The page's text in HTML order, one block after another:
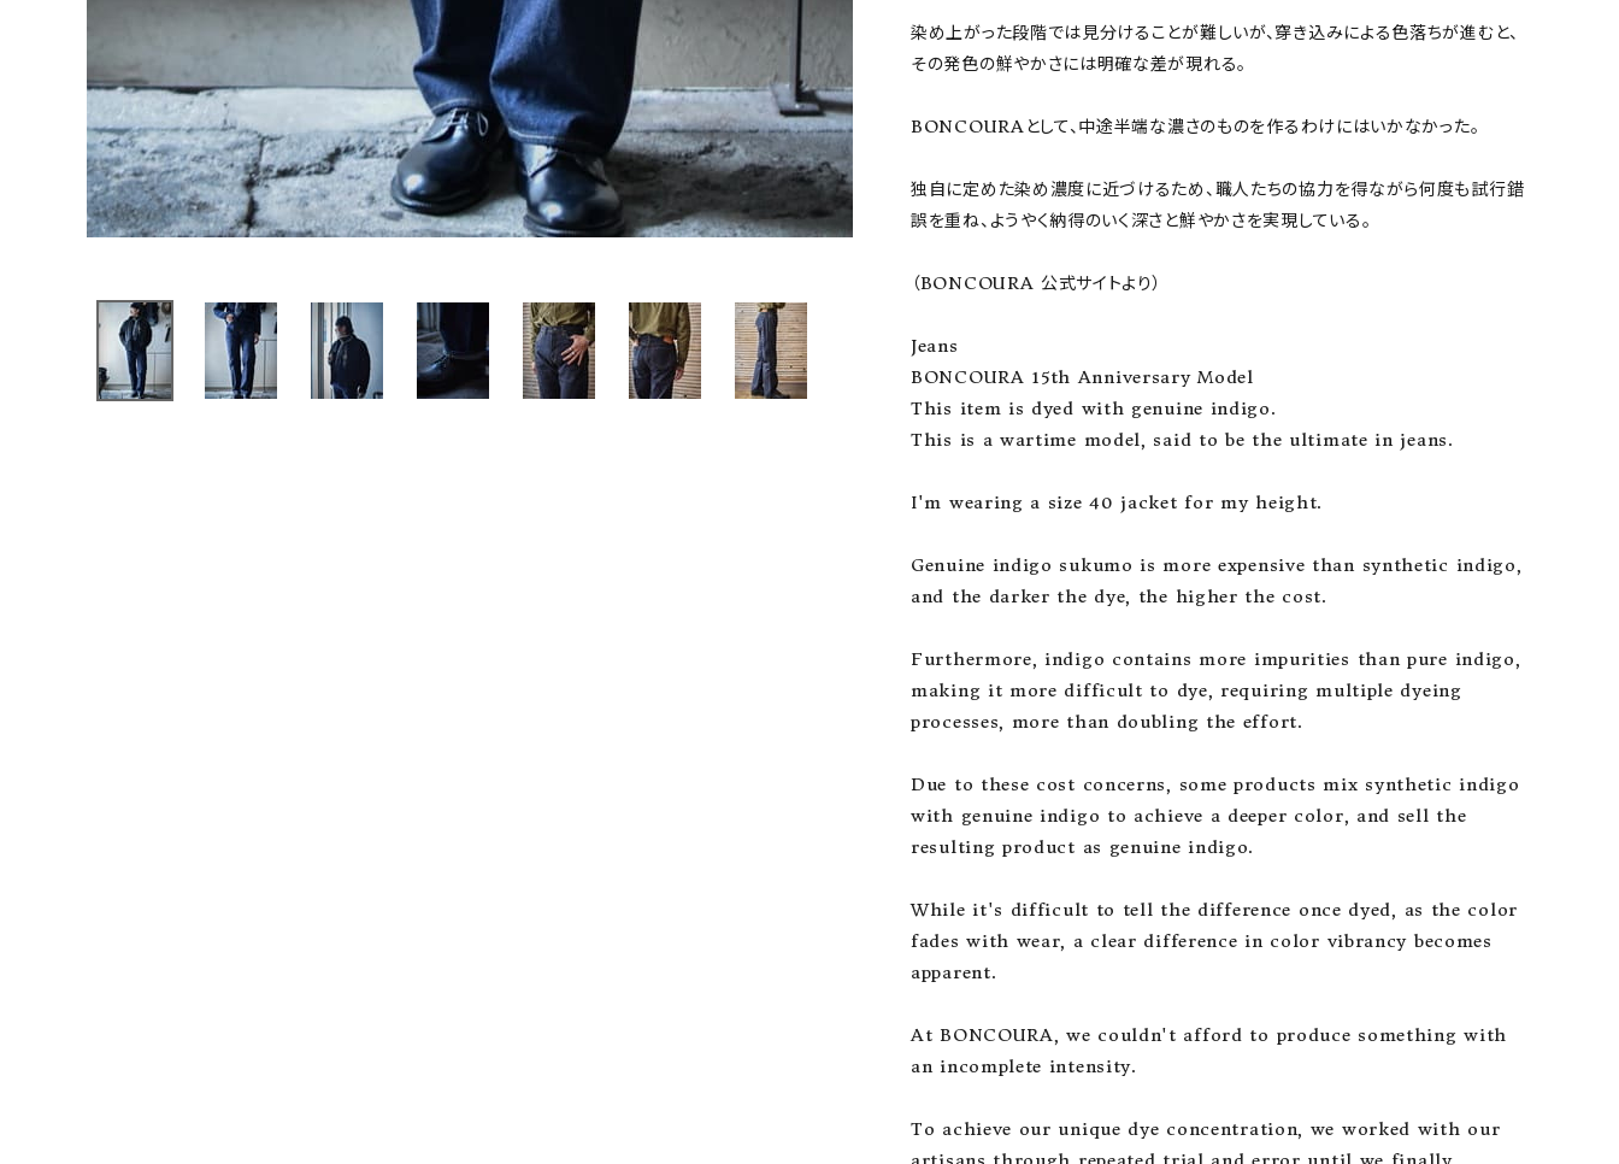
染め上がった段階では見分けることが難しいが、穿き込みによる色落ちが進むと、
その発色の鮮やかさには明確な差が現れる。
BONCOURAとして、中途半端な濃さのものを作るわけにはいかなかった。
独自に定めた染め濃度に近づけるため、職人たちの協力を得ながら何度も試行錯
誤を重ね、ようやく納得のいく深さと鮮やかさを実現している。
（BONCOURA 公式サイトより）
Jeans
BONCOURA 15th Anniversary Model
This item is dyed with genuine indigo.
This is a wartime model, said to be the ultimate in jeans.
I'm wearing a size 40 jacket for my height.
Genuine indigo sukumo is more expensive than synthetic indigo,
and the darker the dye, the higher the cost.
Furthermore, indigo contains more impurities than pure indigo,
making it more difficult to dye, requiring multiple dyeing
processes, more than doubling the effort.
Due to these cost concerns, some products mix synthetic indigo
with genuine indigo to achieve a deeper color, and sell the
resulting product as genuine indigo.
While it's difficult to tell the difference once dyed, as the color
fades with wear, a clear difference in color vibrancy becomes
apparent.
At BONCOURA, we couldn't afford to produce something with
an incomplete intensity.
To achieve our unique dye concentration, we worked with our